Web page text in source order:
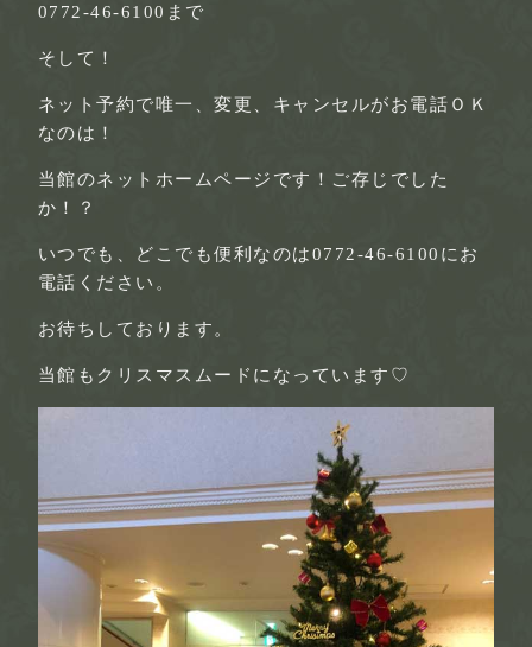
0772-46-6100まで
そして！
ネット予約で唯一、変更、キャンセルがお電話ＯＫ
なのは！
当館のネットホームページです！ご存じでした
か！？
いつでも、どこでも便利なのは0772-46-6100にお
電話ください。
お待ちしております。
当館もクリスマスムードになっています♡